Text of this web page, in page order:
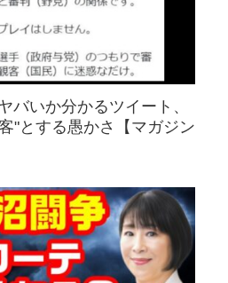
バいか分かるツイート、
"とする愚かさ【マガジン